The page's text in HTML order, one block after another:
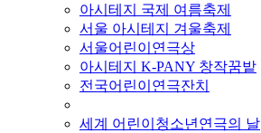
아시테지 국제 여름축제
서울 아시테지 겨울축제
서울어린이연극상
아시테지 K-PANY 창작꿈밭
전국어린이연극잔치
세계 어린이청소년연극의 날